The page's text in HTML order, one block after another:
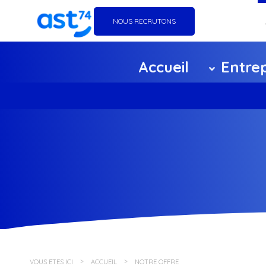
NOUS RECRUTONS
Accueil
VOUS ÊTES ICI ACCUEIL NOTRE OFFRE